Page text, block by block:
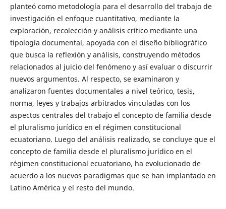
planteó como metodología para el desarrollo del trabajo de
investigación el enfoque cuantitativo, mediante la
exploración, recolección y análisis crítico mediante una
tipología documental, apoyada con el diseño bibliográfico
que busca la reflexión y análisis, construyendo métodos
relacionados al juicio del fenómeno y así evaluar o discurrir
nuevos argumentos. Al respecto, se examinaron y
analizaron fuentes documentales a nivel teórico, tesis,
norma, leyes y trabajos arbitrados vinculadas con los
aspectos centrales del trabajo el concepto de familia desde
el pluralismo jurídico en el régimen constitucional
ecuatoriano. Luego del análisis realizado, se concluye que el
concepto de familia desde el pluralismo jurídico en el
régimen constitucional ecuatoriano, ha evolucionado de
acuerdo a los nuevos paradigmas que se han implantado en
Latino América y el resto del mundo.